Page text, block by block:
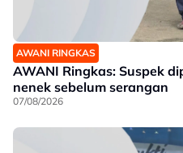
AWANI RINGKAS
AWANI Ringkas: Suspek
nenek sebelum serangan
07/08/2026